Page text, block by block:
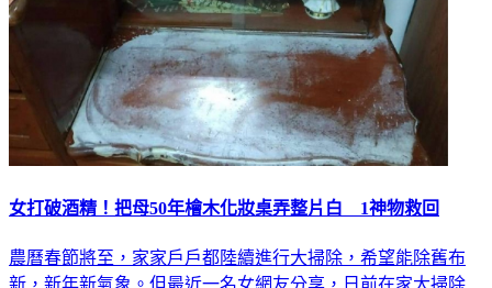
女打破酒精！把母50年檜木化妝桌弄整片白 1神物救回
農曆春節將至，家家戶戶都陸續進行大掃除，希望能除舊布